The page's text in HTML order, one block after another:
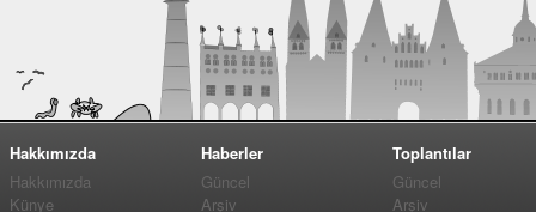
Hakkımızda
Hakkımızda
Künye
Haberler
Güncel
Arşiv
Toplantılar
Güncel
Arşiv